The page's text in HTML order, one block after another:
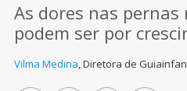
As dores nas pernas
podem ser por
Vilma Medina,Diretora de